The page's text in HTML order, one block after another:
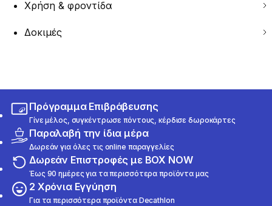
Χρήση & φροντίδα
Δοκιμές
Πρόγραμμα Επιβράβευσης
Γίνε μέλος, συγκέντρωσε πόντους, κέρδισε δωροκάρτες
Παραλαβή την ίδια μέρα
Δωρεάν για όλες τις online παραγγελίες
Δωρεάν Επιστροφές με BOX NOW
Έως 90 ημέρες για τα περισσότερα προϊόντα μας
2 Χρόνια Εγγύηση
Για τα περισσότερα προϊόντα Decathlon